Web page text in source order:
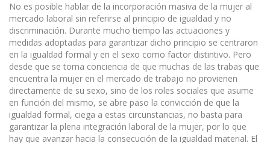
No es posible hablar de la incorporación masiva de la mujer al
mercado laboral sin referirse al principio de igualdad y no
discriminación. Durante mucho tiempo las actuaciones y
medidas adoptadas para garantizar dicho principio se centraron
en la igualdad formal y en el sexo como factor distintivo. Pero
desde que se toma conciencia de que muchas de las trabas que
encuentra la mujer en el mercado de trabajo no provienen
directamente de su sexo, sino de los roles sociales que asume
en función del mismo, se abre paso la convicción de que la
igualdad formal, ciega a estas circunstancias, no basta para
garantizar la plena integración laboral de la mujer, por lo que
hay que avanzar hacia la consecución de la igualdad material. El